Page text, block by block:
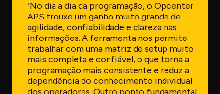
"No dia a dia da programação, o Opcenter
APS trouxe um ganho muito grande de
agilidade, confiabilidade e clareza nas
informações. A ferramenta nos permite
trabalhar com uma matriz de setup muito
mais completa e confiável, o que torna a
programação mais consistente e reduz a
dependência do conhecimento individual
dos operadores. Outro ponto fundamental